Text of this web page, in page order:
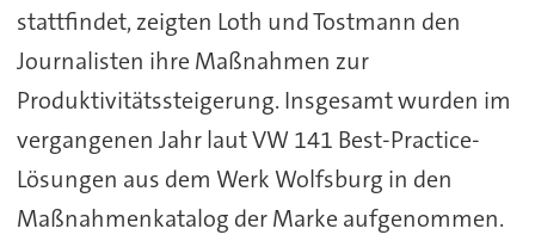
stattfindet, zeigten Loth und Tostmann den
Journalisten ihre Maßnahmen zur
Produktivitätssteigerung. Insgesamt wurden im
vergangenen Jahr laut VW 141 Best-Practice-
Lösungen aus dem Werk Wolfsburg in den
Maßnahmenkatalog der Marke aufgenommen.